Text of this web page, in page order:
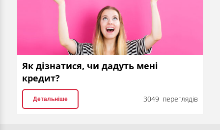
Як дізнатися, чи дадуть мені
кредит?
Детальніше 3049 переглядів